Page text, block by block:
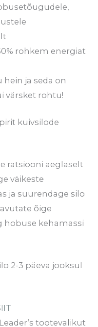
rohkem energiat
hein ja seda on
värsket rohtu!
kuivsilode
ratsiooni aeglaselt
väikeste
ja suurendage silo
õige
hobuse kehamassi
2-3 päeva jooksul
tootevalikut